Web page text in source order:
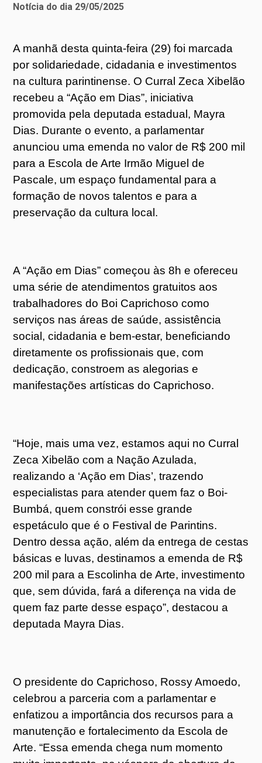
Notícia do dia 29/05/2025
A manhã desta quinta-feira (29) foi marcada
por solidariedade, cidadania e investimentos
na cultura parintinense. O Curral Zeca Xibelão
recebeu a “Ação em Dias”, iniciativa
promovida pela deputada estadual, Mayra
Dias. Durante o evento, a parlamentar
anunciou uma emenda no valor de R$ 200 mil
para a Escola de Arte Irmão Miguel de
Pascale, um espaço fundamental para a
formação de novos talentos e para a
preservação da cultura local.
A “Ação em Dias” começou às 8h e ofereceu
uma série de atendimentos gratuitos aos
trabalhadores do Boi Caprichoso como
serviços nas áreas de saúde, assistência
social, cidadania e bem-estar, beneficiando
diretamente os profissionais que, com
dedicação, constroem as alegorias e
manifestações artísticas do Caprichoso.
“Hoje, mais uma vez, estamos aqui no Curral
Zeca Xibelão com a Nação Azulada,
realizando a ‘Ação em Dias’, trazendo
especialistas para atender quem faz o Boi-
Bumbá, quem constrói esse grande
espetáculo que é o Festival de Parintins.
Dentro dessa ação, além da entrega de cestas
básicas e luvas, destinamos a emenda de R$
200 mil para a Escolinha de Arte, investimento
que, sem dúvida, fará a diferença na vida de
quem faz parte desse espaço”, destacou a
deputada Mayra Dias.
O presidente do Caprichoso, Rossy Amoedo,
celebrou a parceria com a parlamentar e
enfatizou a importância dos recursos para a
manutenção e fortalecimento da Escola de
Arte. “Essa emenda chega num momento